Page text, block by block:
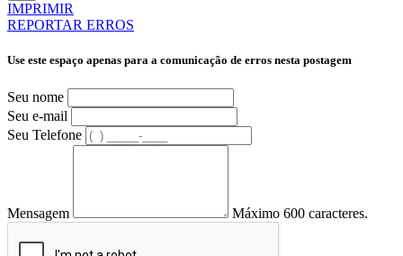
IMPRIMIR
REPORTAR ERROS
Use este espaço apenas para a comunicação de erros nesta postagem
Seu nome
Seu e-mail
Seu Telefone
Mensagem Máximo 600 caracteres.